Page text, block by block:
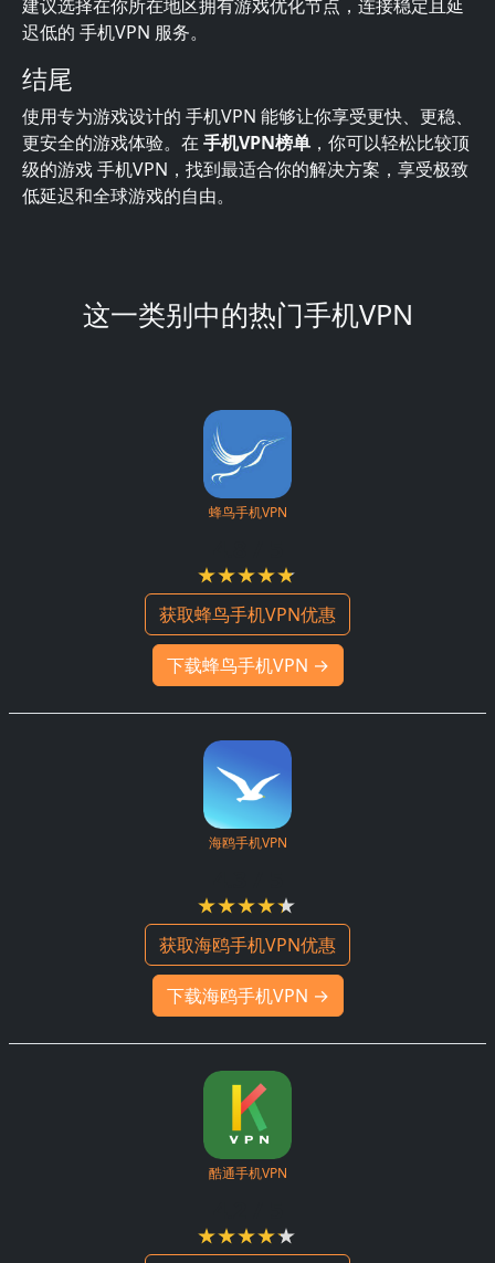
建议选择在你所在地区拥有游戏优化节点，连接稳定且延
迟低的 手机VPN 服务。
结尾
使用专为游戏设计的 手机VPN 能够让你享受更快、更稳、
更安全的游戏体验。在 手机VPN榜单 ，你可以轻松比较顶
级的游戏 手机VPN，找到最适合你的解决方案，享受极致
低延迟和全球游戏的自由。
这一类别中的热门手机VPN
蜂鸟手机VPN
获取蜂鸟手机VPN优惠
下载蜂鸟手机VPN →
海鸥手机VPN
获取海鸥手机VPN优惠
下载海鸥手机VPN →
酷通手机VPN